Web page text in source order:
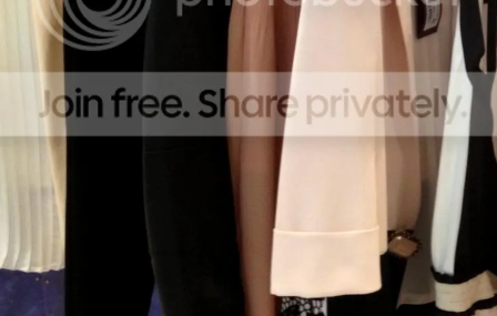
Bougatsa - Selanik Böreği
Benim gibi farklı tatlara düşkün, her gördüğünü tadıp evde
yapmadan duramayan biri için Bougatsa'yı yani Selanik Böreğini
yaza kadar denememiş olmak gerçekten çok ilginç; Selanik'e gittiğim
düşünülürse. Bu efsane lezzeti aslında Yunanistan'da kahvaltıda
adet ancak bence yemek sonrası için de müthiş bir tatlı. İşin
baklava hamuru girince yaklaşık 20 tarif okudum izledim ve
her zamanki gibi kendi tarifimi yazdım, yaptım ve sonuç
başarılı oldu. Elbette bir sonraki bougatsam daha iyi olacak
dolayı size verdiğim tarif, benim yaptığımın iyileştirilmiş
Şimdiden afiyet olsun.